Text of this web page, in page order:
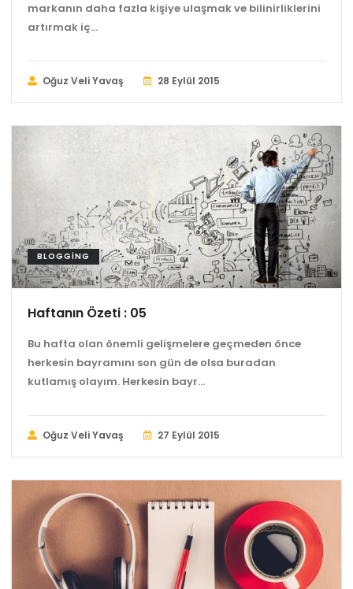
markanın daha fazla kişiye ulaşmak ve bilinirliklerini
artırmak iç...
Oğuz Veli Yavaş 28 Eylül 2015
BLOGGING
Haftanın Özeti : 05
Bu hafta olan önemli gelişmelere geçmeden önce
herkesin bayramını son gün de olsa buradan
kutlamış olayım. Herkesin bayr...
Oğuz Veli Yavaş 27 Eylül 2015